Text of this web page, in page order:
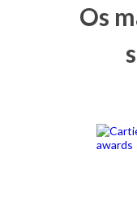
Os